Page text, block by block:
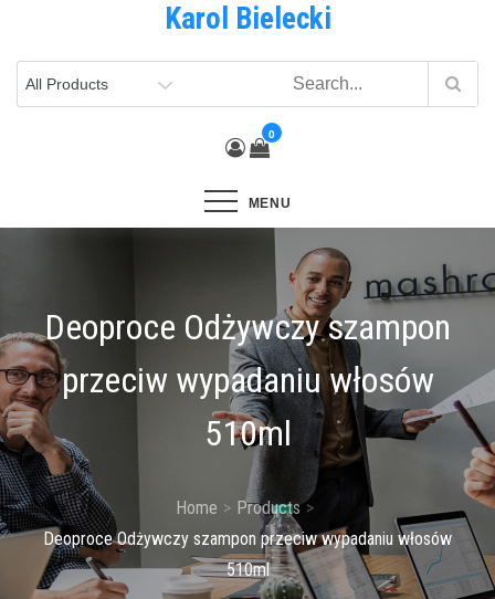
content
Karol Bielecki
0
MENU
Deoproce Odżywczy szampon
przeciw wypadaniu włosów
510ml
Home
Products
Deoproce Odżywczy szampon przeciw wypadaniu włosów
510ml